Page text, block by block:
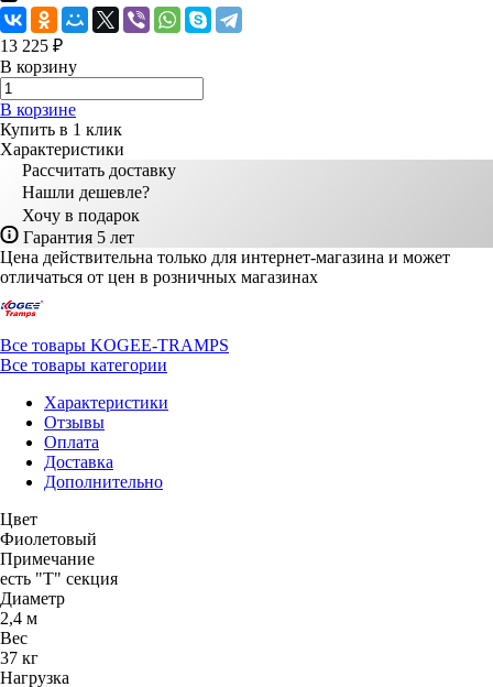
13 225 ₽
В корзину
В корзине
Купить в 1 клик
Характеристики
Рассчитать доставку
Нашли дешевле?
Хочу в подарок
Гарантия 5 лет
Цена действительна только для интернет-магазина и может
отличаться от цен в розничных магазинах
Все товары KOGEE-TRAMPS
Все товары категории
Характеристики
Отзывы
Оплата
Доставка
Дополнительно
Цвет
Фиолетовый
Примечание
есть "Т" секция
Диаметр
2,4 м
Вес
37 кг
Нагрузка